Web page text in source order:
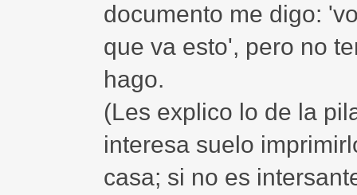
documento me digo:
que va esto', pero no
hago.
(Les explico lo de la
interesa suelo
casa; si no es